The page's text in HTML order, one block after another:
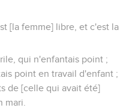
[la femme] libre, et c'est la
qui n'enfantais point ;
point en travail d'enfant ;
de [celle qui avait été]
mari.